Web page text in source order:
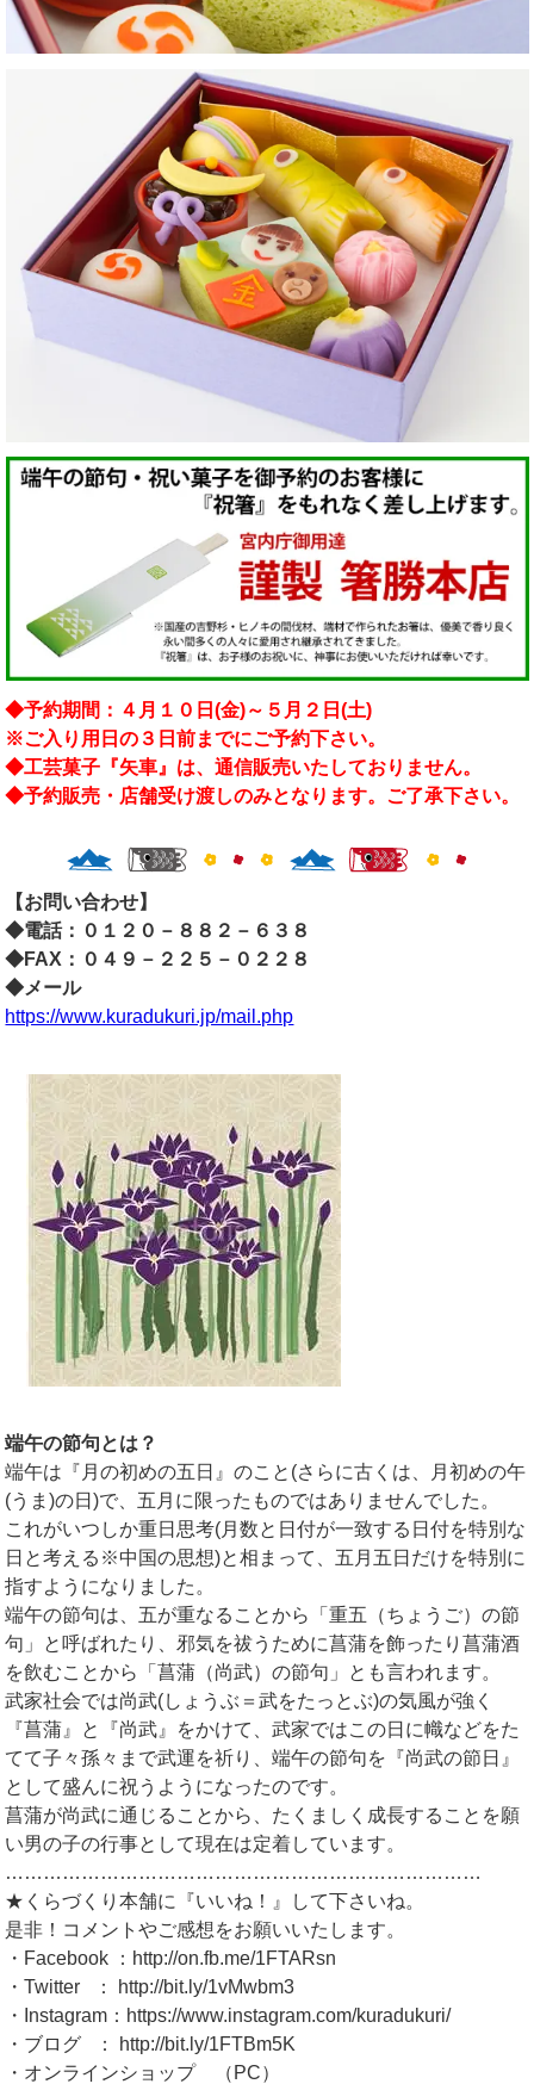
◆予約期間：４月１０日(金)～５月２日(土)
※ご入り用日の３日前までにご予約下さい。
◆工芸菓子『矢車』は、通信販売いたしておりません。
◆予約販売・店舗受け渡しのみとなります。ご了承下さい。
【お問い合わせ】
◆電話：０１２０－８８２－６３８
◆FAX：０４９－２２５－０２２８
◆メール
https://www.kuradukuri.jp/mail.php
端午の節句とは？
端午は『月の初めの五日』のこと(さらに古くは、月初めの午
(うま)の日)で、五月に限ったものではありませんでした。
これがいつしか重日思考(月数と日付が一致する日付を特別な
日と考える※中国の思想)と相まって、五月五日だけを特別に
指すようになりました。
端午の節句は、五が重なることから「重五（ちょうご）の節
句」と呼ばれたり、邪気を祓うために菖蒲を飾ったり菖蒲酒
を飲むことから「菖蒲（尚武）の節句」とも言われます。
武家社会では尚武(しょうぶ＝武をたっとぶ)の気風が強く
『菖蒲』と『尚武』をかけて、武家ではこの日に幟などをた
てて子々孫々まで武運を祈り、端午の節句を『尚武の節日』
として盛んに祝うようになったのです。
菖蒲が尚武に通じることから、たくましく成長することを願
い男の子の行事として現在は定着しています。
…………………………………………………………………
★くらづくり本舗に『いいね！』して下さいね。
是非！コメントやご感想をお願いいたします。
・Facebook ：http://on.fb.me/1FTARsn
・Twitter ： http://bit.ly/1vMwbm3
・Instagram：https://www.instagram.com/kuradukuri/
・ブログ ： http://bit.ly/1FTBm5K
・オンラインショップ （PC）